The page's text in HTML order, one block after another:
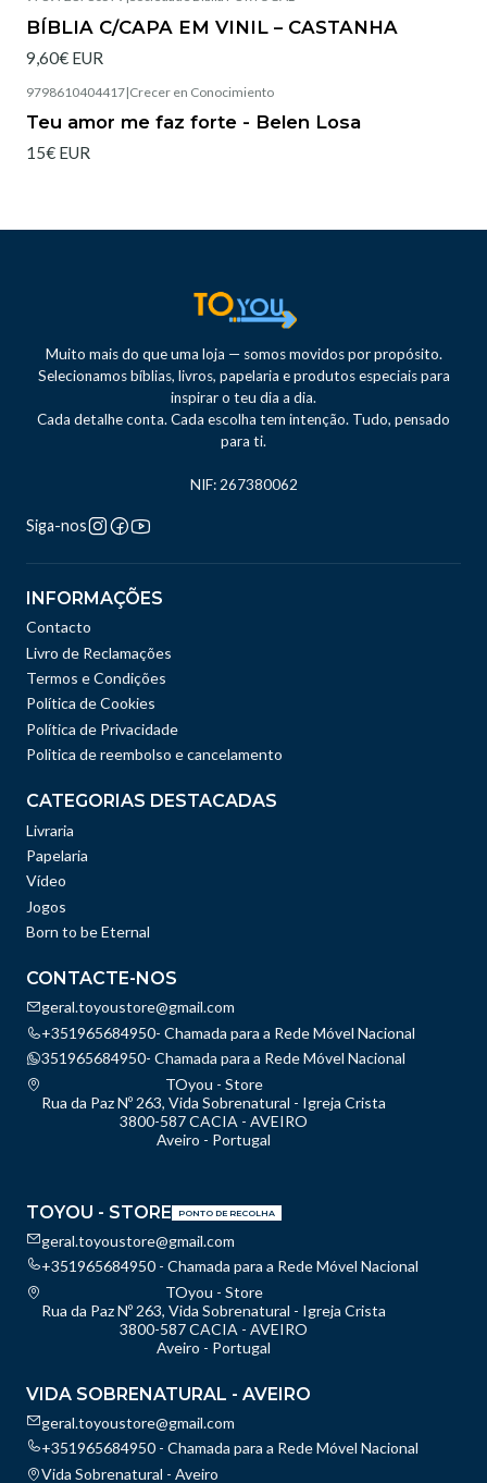
BÍBLIA C/CAPA EM VINIL – CASTANHA
9,60€ EUR
9798610404417|Crecer en Conocimiento
Teu amor me faz forte - Belen Losa
15€ EUR
Muito mais do que uma loja — somos movidos por propósito.
Selecionamos bíblias, livros, papelaria e produtos especiais para
inspirar o teu dia a dia.
Cada detalhe conta. Cada escolha tem intenção. Tudo, pensado
para ti.
NIF: 267380062
Siga-nos
INFORMAÇÕES
Contacto
Livro de Reclamações
Termos e Condições
Política de Cookies
Política de Privacidade
Politica de reembolso e cancelamento
CATEGORIAS DESTACADAS
Livraria
Papelaria
Vídeo
Jogos
Born to be Eternal
CONTACTE-NOS
geral.toyoustore@gmail.com
+351965684950- Chamada para a Rede Móvel Nacional
351965684950- Chamada para a Rede Móvel Nacional
TOyou - Store
Rua da Paz Nº 263, Vida Sobrenatural - Igreja Crista
3800-587 CACIA - AVEIRO
Aveiro - Portugal
TOYOU - STORE PONTO DE RECOLHA
geral.toyoustore@gmail.com
+351965684950 - Chamada para a Rede Móvel Nacional
TOyou - Store
Rua da Paz Nº 263, Vida Sobrenatural - Igreja Crista
3800-587 CACIA - AVEIRO
Aveiro - Portugal
VIDA SOBRENATURAL - AVEIRO
geral.toyoustore@gmail.com
+351965684950 - Chamada para a Rede Móvel Nacional
Vida Sobrenatural - Aveiro